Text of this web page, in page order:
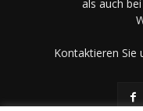
als auch
Kontaktieren Sie